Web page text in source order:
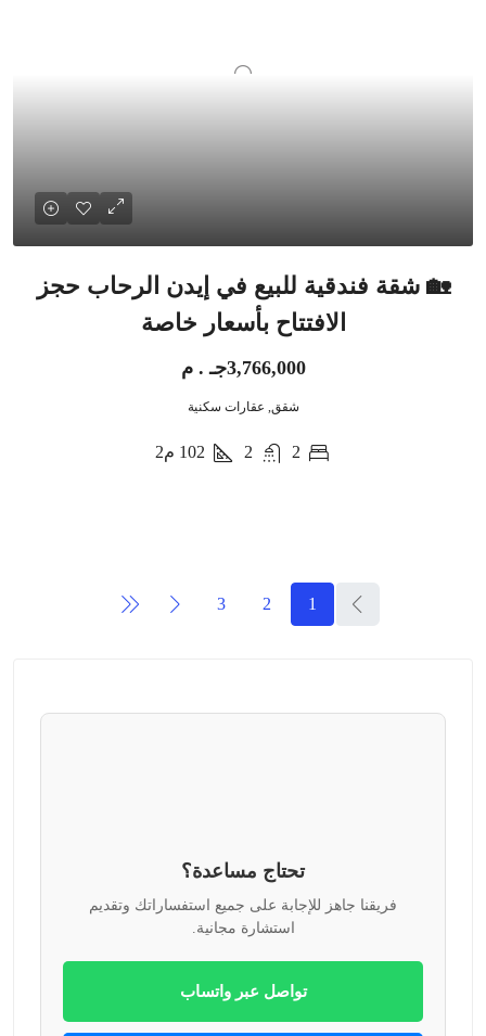
🏡 شقة فندقية للبيع في إيدن الرحاب حجز
الافتتاح بأسعار خاصة
3,766,000جـ . م
شقق, عقارات سكنية
2
2
102 م2
1
2
3
تحتاج مساعدة؟
فريقنا جاهز للإجابة على جميع استفساراتك وتقديم
استشارة مجانية.
تواصل عبر واتساب